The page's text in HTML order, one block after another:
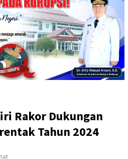
Rakor Dukungan
Tahun 2024